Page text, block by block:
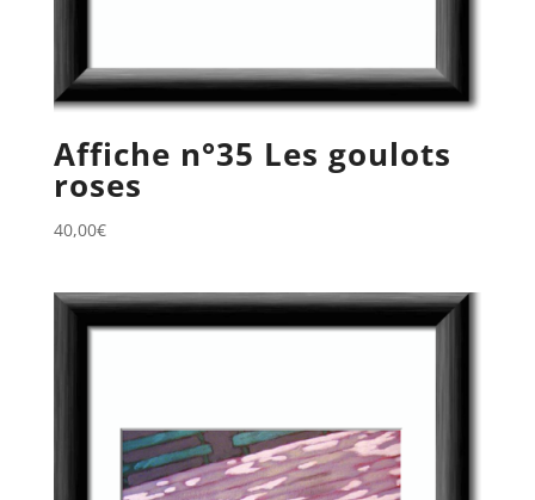
Affiche n°35 Les goulots
roses
40,00€